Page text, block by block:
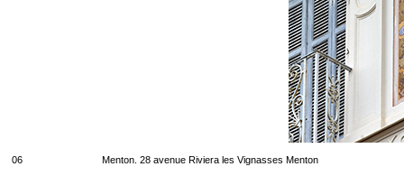
06 Menton. 28 avenue Riviera les Vignasses Menton